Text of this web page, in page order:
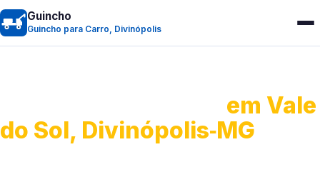
Guincho
Guincho para Carro, Divinópolis
em Vale
do Sol, Divinópolis‑MG